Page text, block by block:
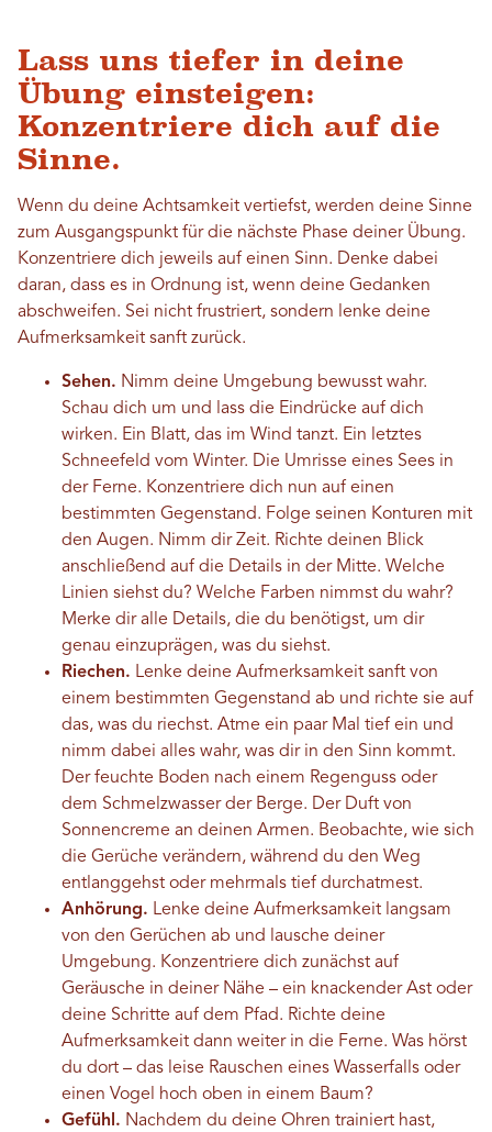
Lass uns tiefer in deine
Übung einsteigen:
Konzentriere dich auf die
Sinne.
Wenn du deine Achtsamkeit vertiefst, werden deine Sinne
zum Ausgangspunkt für die nächste Phase deiner Übung.
Konzentriere dich jeweils auf einen Sinn. Denke dabei
daran, dass es in Ordnung ist, wenn deine Gedanken
abschweifen. Sei nicht frustriert, sondern lenke deine
Aufmerksamkeit sanft zurück.
Sehen. Nimm deine Umgebung bewusst wahr.
Schau dich um und lass die Eindrücke auf dich
wirken. Ein Blatt, das im Wind tanzt. Ein letztes
Schneefeld vom Winter. Die Umrisse eines Sees in
der Ferne. Konzentriere dich nun auf einen
bestimmten Gegenstand. Folge seinen Konturen mit
den Augen. Nimm dir Zeit. Richte deinen Blick
anschließend auf die Details in der Mitte. Welche
Linien siehst du? Welche Farben nimmst du wahr?
Merke dir alle Details, die du benötigst, um dir
genau einzuprägen, was du siehst.
Riechen. Lenke deine Aufmerksamkeit sanft von
einem bestimmten Gegenstand ab und richte sie auf
das, was du riechst. Atme ein paar Mal tief ein und
nimm dabei alles wahr, was dir in den Sinn kommt.
Der feuchte Boden nach einem Regenguss oder
dem Schmelzwasser der Berge. Der Duft von
Sonnencreme an deinen Armen. Beobachte, wie sich
die Gerüche verändern, während du den Weg
entlanggehst oder mehrmals tief durchatmest.
Anhörung. Lenke deine Aufmerksamkeit langsam
von den Gerüchen ab und lausche deiner
Umgebung. Konzentriere dich zunächst auf
Geräusche in deiner Nähe – ein knackender Ast oder
deine Schritte auf dem Pfad. Richte deine
Aufmerksamkeit dann weiter in die Ferne. Was hörst
du dort – das leise Rauschen eines Wasserfalls oder
einen Vogel hoch oben in einem Baum?
Gefühl. Nachdem du deine Ohren trainiert hast,